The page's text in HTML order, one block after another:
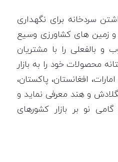
سردخانه برای نگهداری
زمین های کشاورزی وسیع
بالفعلی را با مشتریان
محصولات خود را به بازار
افغانستان، پاکستان،
و هند معرفی نماید و
نو بر بازار کشورهای